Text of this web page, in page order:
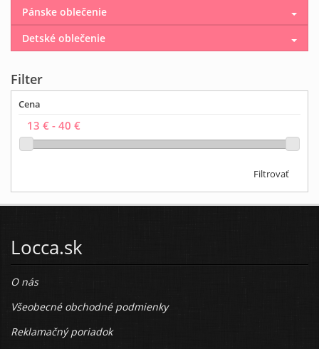
Pánske oblečenie
Detské oblečenie
Filter
Cena
Filtrovať
Locca.sk
O nás
Všeobecné obchodné podmienky
Reklamačný poriadok